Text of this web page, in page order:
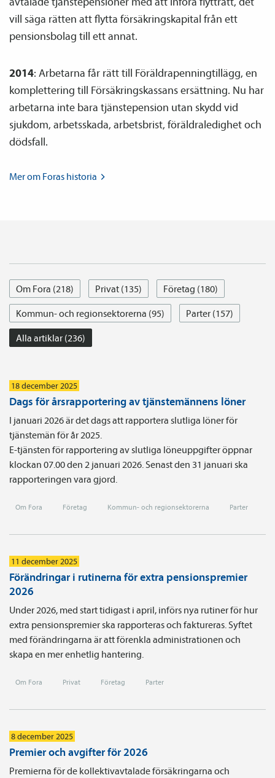
vill säga rätten att flytta försäkringskapital från ett
pensions­bolag till ett annat.
2014: Arbetarna får rätt till Föräldrapenningtillägg, en
komplettering till Försäkringskassans ersättning. Nu har
arbetarna inte bara tjänste­pension utan skydd vid
sjukdom, arbetsskada, arbetsbrist, föräldraledighet och
dödsfall.
Mer om Foras historia
Om Fora (218) Privat (135)
Företag (180)
Kommun- och regionsektorerna (95)
Parter (157)
Alla artiklar (236)
18 december 2025
Dags för årsrapportering av tjänstemännens löner
I januari 2026 är det dags att rapportera slutliga löner för
tjänstemän för år 2025.
E-tjänsten för rapportering av slutliga löneuppgifter öppnar
klockan 07.00 den 2 januari 2026. Senast den 31 januari ska
rapporteringen vara gjord.
Om Fora Företag Kommun- och regionsektorerna Parter
11 december 2025
Förändringar i rutinerna för extra pensionspremier
2026
Under 2026, med start tidigast i april, införs nya rutiner för hur
extra pensionspremier ska rapporteras och faktureras. Syftet
med förändringarna är att förenkla administrationen och
skapa en mer enhetlig hantering.
Om Fora Privat Företag Parter
8 december 2025
Premier och avgifter för 2026
Premierna för de kollektivavtalade försäkringarna och